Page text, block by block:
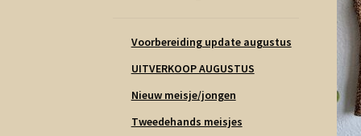
Voorbereiding update augustus
UITVERKOOP AUGUSTUS
Nieuw meisje/jongen
Tweedehands meisjes